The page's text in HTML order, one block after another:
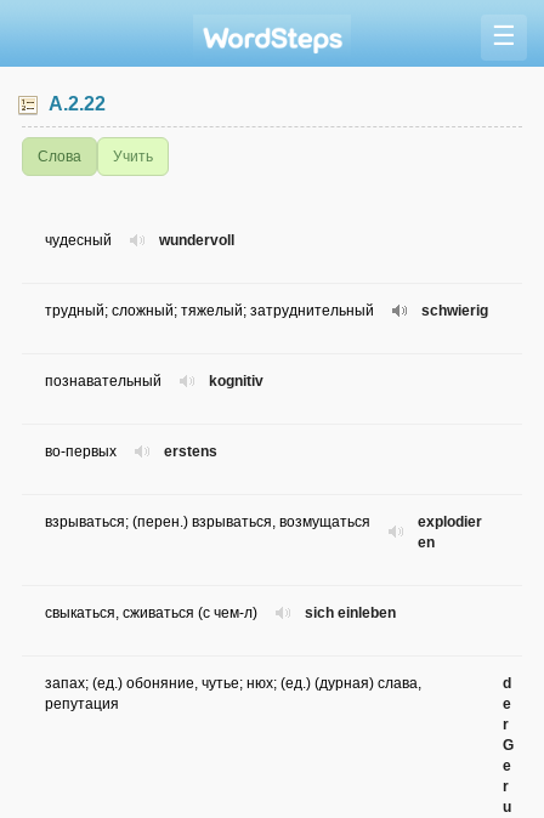
☰
A.2.22
Слова Учить
wundervoll
чудесный
schwierig
трудный; сложный; тяжелый; затруднительный
kognitiv
познавательный
erstens
во-первых
explodier
en
взрываться; (перен.) взрываться, возмущаться
sich einleben
свыкаться, сживаться (с чем-л)
d
e
r
G
e
r
u
запах; (ед.) обоняние, чутье; нюх; (ед.) (дурная) слава,
репутация